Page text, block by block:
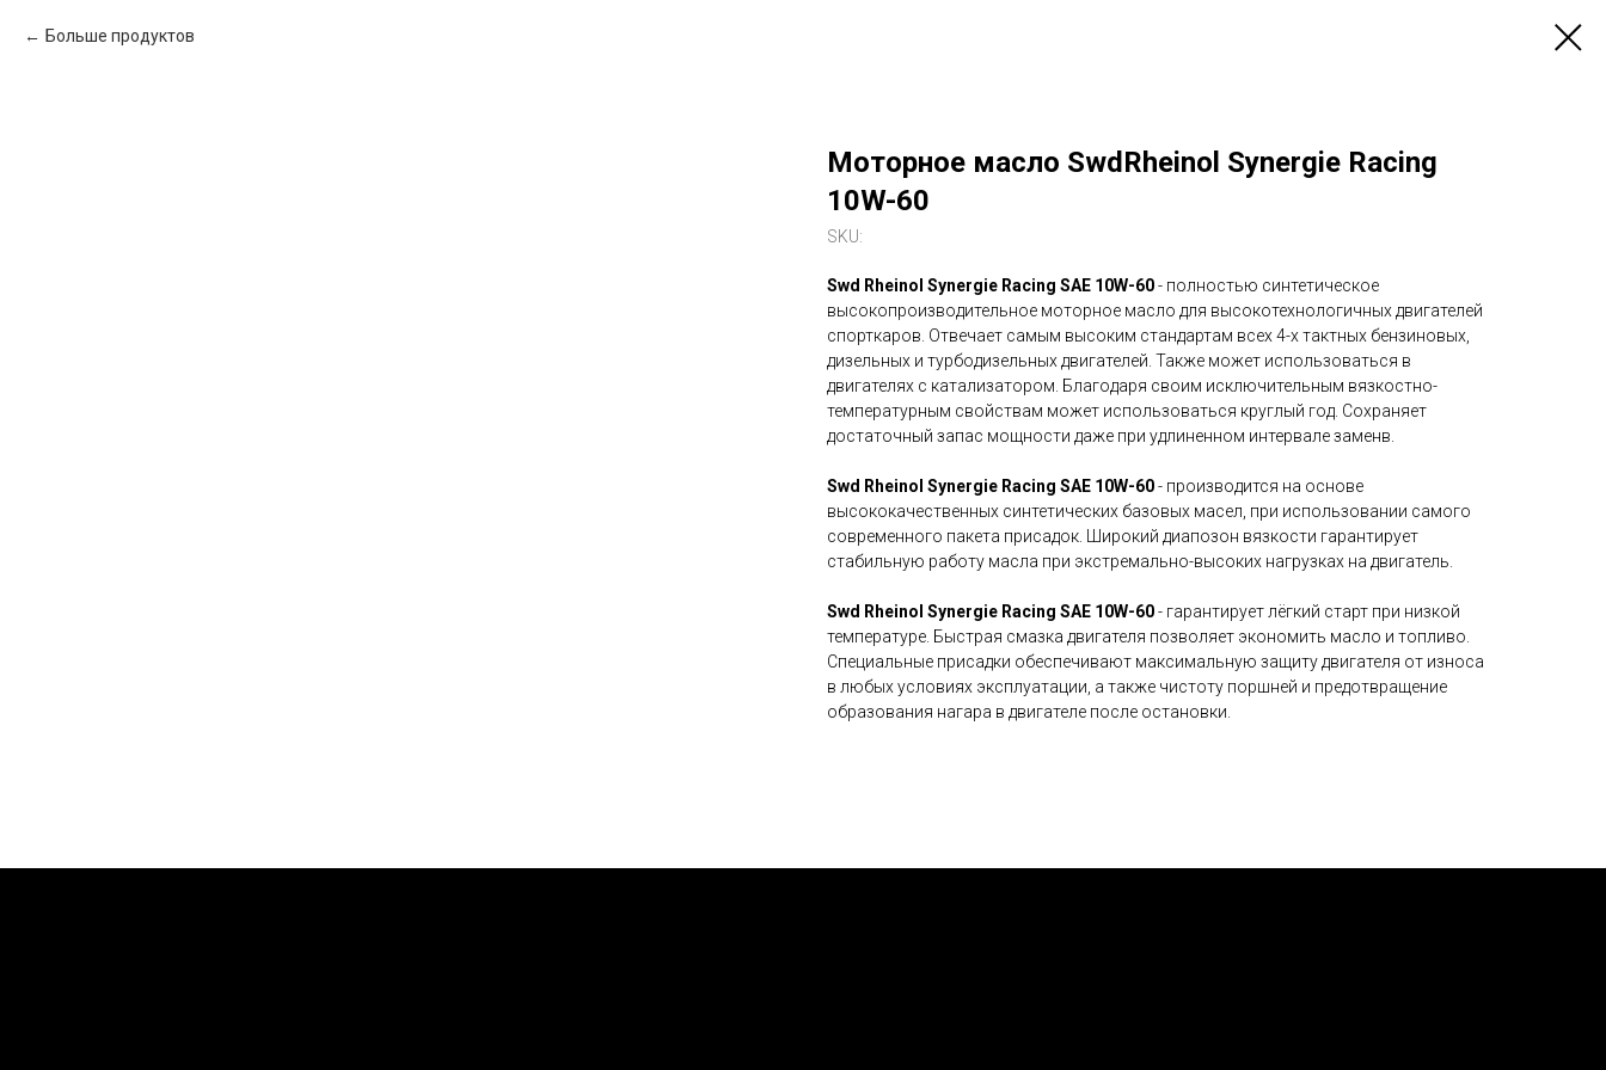
Больше продуктов
Моторное масло SwdRheinol Synergie Racing
10W-60
SKU:
Swd Rheinol Synergie Racing SAE 10W-60- полностью синтетическое
высокопроизводительное моторное масло для высокотехнологичных двигателей
спорткаров. Отвечает самым высоким стандартам всех 4-х тактных бензиновых,
дизельных и турбодизельных двигателей. Также может использоваться в
двигателях с катализатором. Благодаря своим исключительным вязкостно-
температурным свойствам может использоваться круглый год. Сохраняет
достаточный запас мощности даже при удлиненном интервале заменв.
Swd Rheinol Synergie Racing SAE 10W-60- производится на основе
высококачественных синтетических базовых масел, при использовании самого
современного пакета присадок. Широкий диапозон вязкости гарантирует
стабильную работу масла при экстремально-высоких нагрузках на двигатель.
Swd Rheinol Synergie Racing SAE 10W-60- гарантирует лёгкий старт при низкой
температуре. Быстрая смазка двигателя позволяет экономить масло и топливо.
Специальные присадки обеспечивают максимальную защиту двигателя от износа
в любых условиях эксплуатации, а также чистоту поршней и предотвращение
образования нагара в двигателе после остановки.